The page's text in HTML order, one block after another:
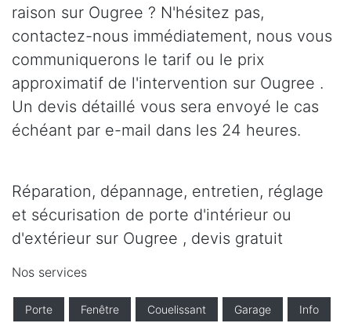
raison sur Ougree ? N'hésitez pas,
contactez-nous immédiatement, nous vous
communiquerons le tarif ou le prix
approximatif de l'intervention sur Ougree .
Un devis détaillé vous sera envoyé le cas
échéant par e-mail dans les 24 heures.
Réparation, dépannage, entretien, réglage
et sécurisation de porte d'intérieur ou
d'extérieur sur Ougree , devis gratuit
Nos services
Porte Fenêtre Couelissant Garage Info